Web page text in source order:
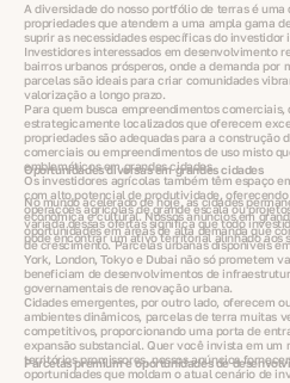
A diversidade do nosso portfólio de terras é
propriedades que atendem a uma ampla gama
suprir as necessidades específicas do
Investidores interessados em desenvolvimento
bairros urbanos prósperos, onde a demanda por
parcelas são ideais para criar comunidades
valorização a longo prazo.
Para quem busca empreendimentos
estrategicamente localizados que oferecem
propriedades são adequadas para a construção
comerciais ou empreendimentos de uso misto
emblemáticos em grandes cidades.
Os investidores agrícolas também têm espaço
com alto potencial de produtividade,
operações agrícolas de grande escala ou
variada dessas ofertas significa que todo
pode encontrar um ativo territorial alinhado aos
Oportunidades diversas em grandes cidades
No mundo acelerado de hoje, as cidades
econômica e cultural. Nossos anúncios em
oportunidades em áreas de alta demanda que
de crescimento. Parcelas urbanas disponíveis
York, London, Tokyo e Dubai não só prometem
beneficiam de desenvolvimentos de
governamentais de renovação urbana.
Cidades emergentes, por outro lado, oferecem
ambientes dinâmicos, parcelas de terra muitas
competitivos, proporcionando uma porta de
expansão substancial. Quer você invista em um
territórios promissores, nossos anúncios
oportunidades que moldam o atual cenário de
Parcelas premium e oportunidades de